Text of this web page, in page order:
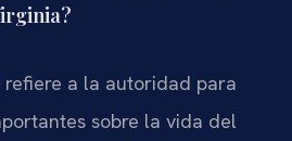
refiere a la autoridad para
sobre la vida del